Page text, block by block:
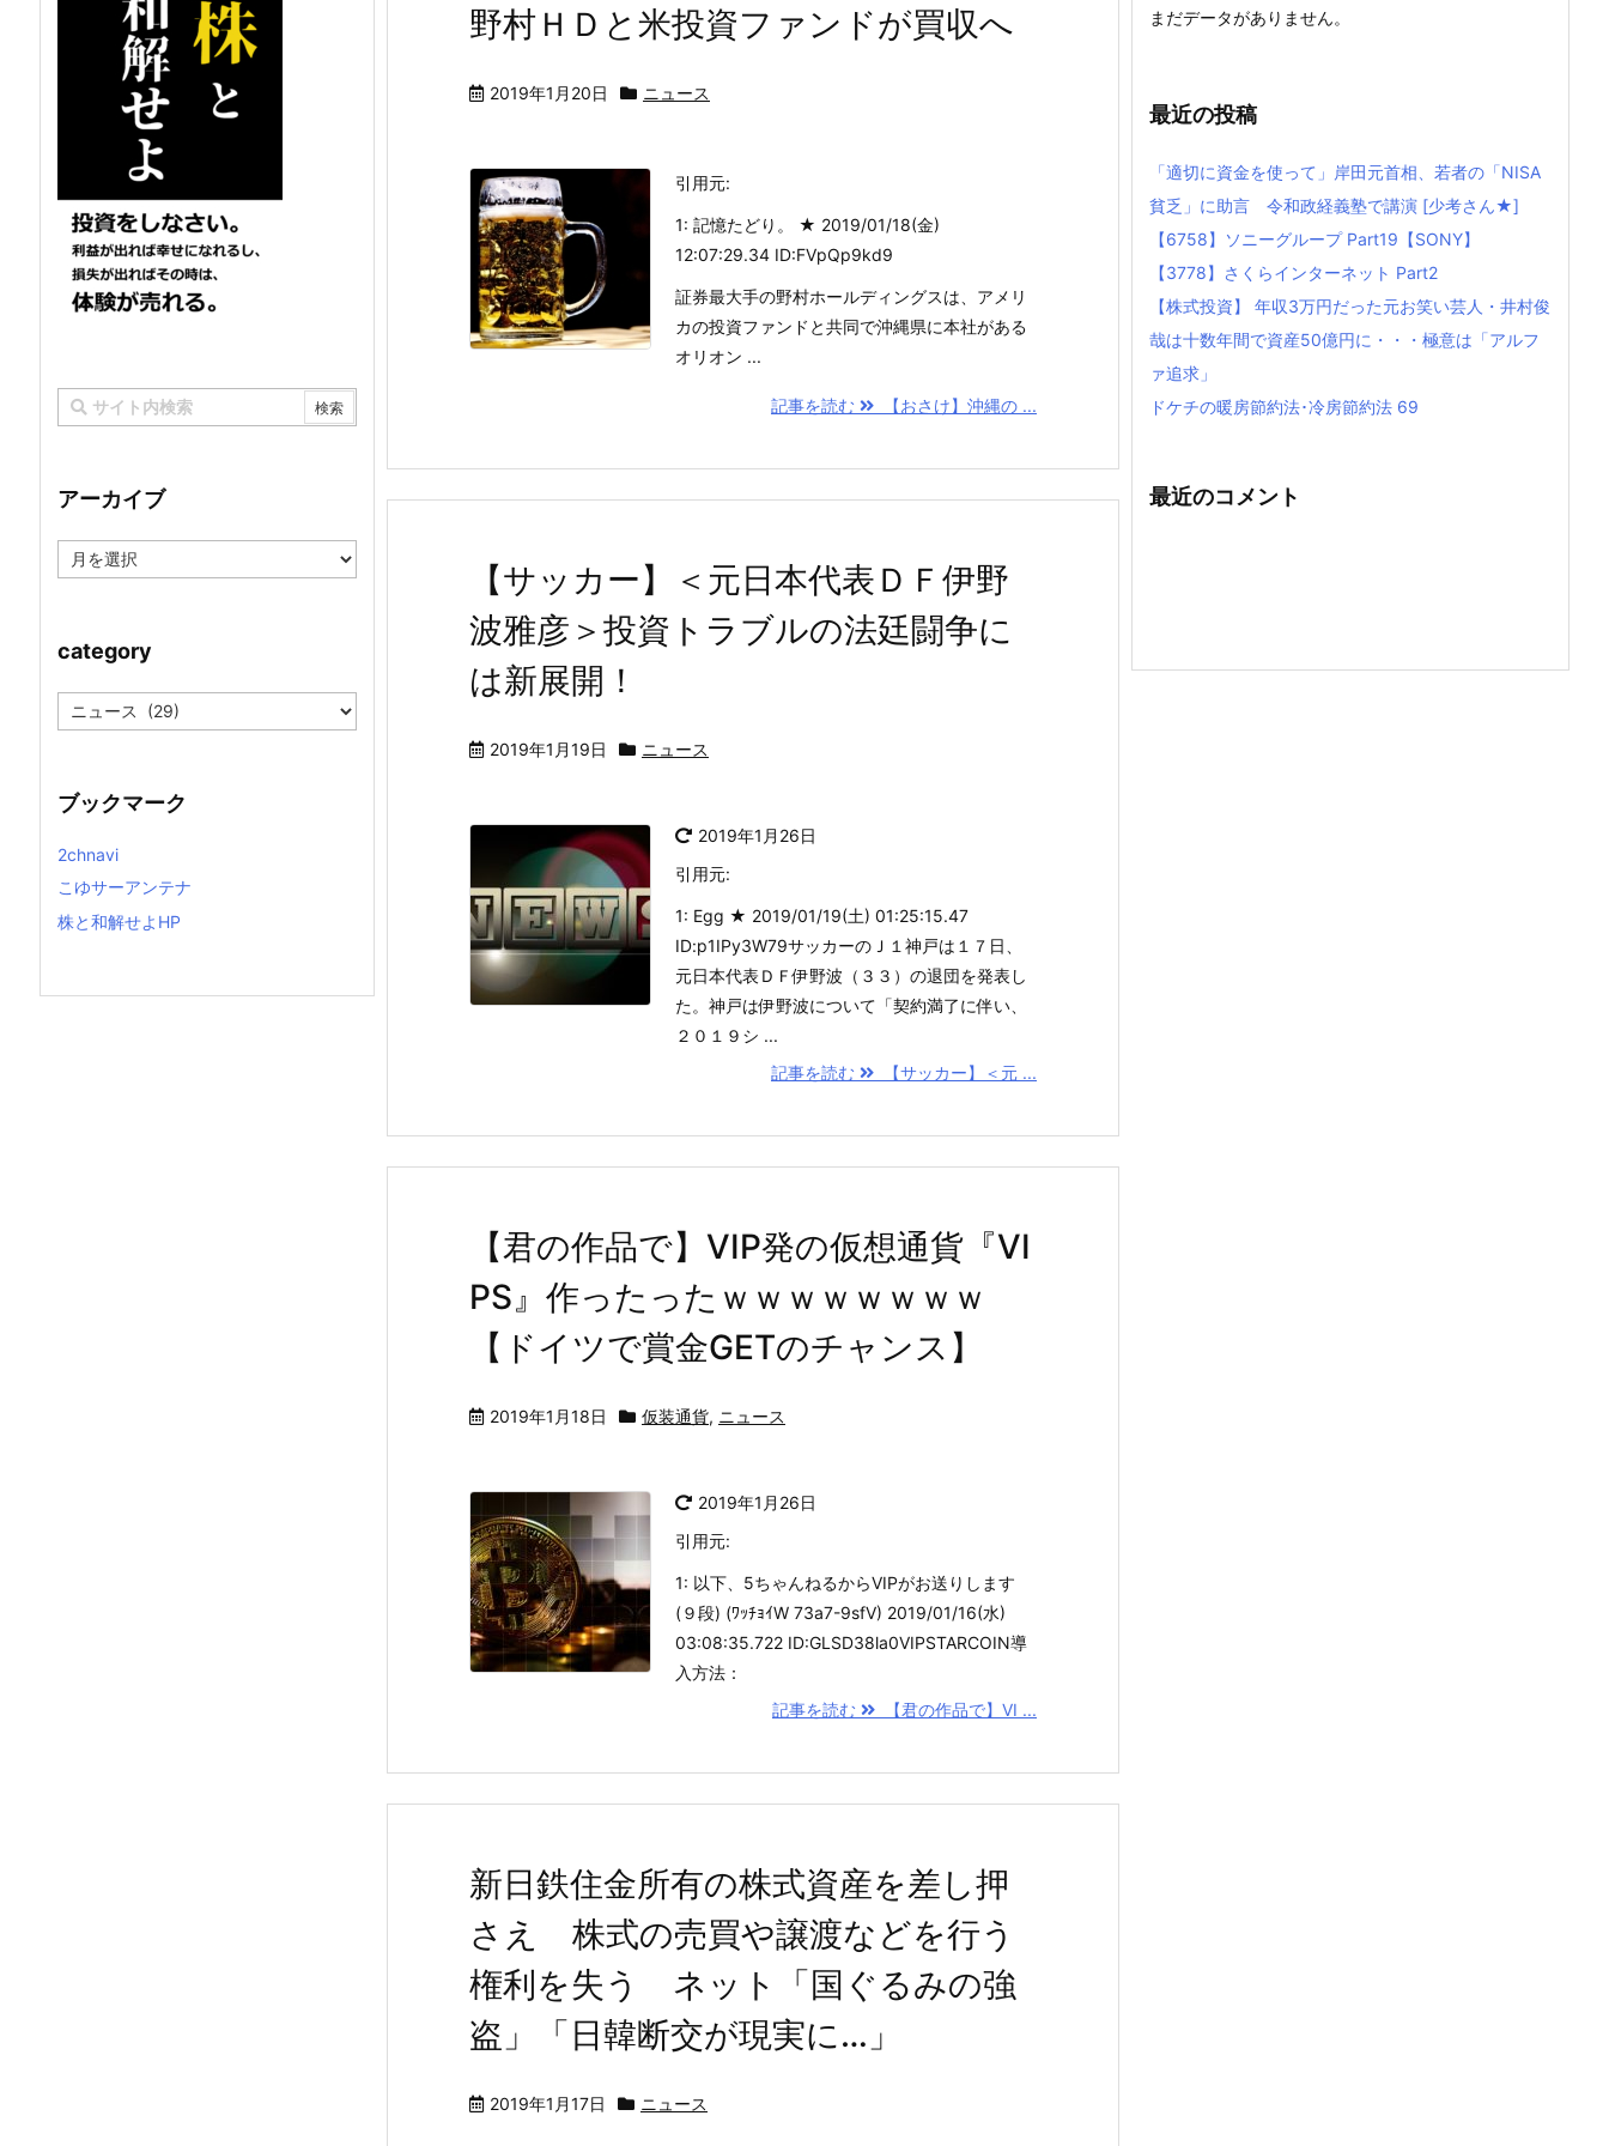
野村ＨＤと米投資ファンドが買収へ
2019年1月20日 ニュース
引用元:
1: 記憶たどり。 ★ 2019/01/18(金)
12:07:29.34 ID:FVpQp9kd9
証券最大手の野村ホールディングスは、アメリ
カの投資ファンドと共同で沖縄県に本社がある
オリオン ...
記事を読む 【おさけ】沖縄の ...
【サッカー】＜元日本代表ＤＦ伊野
波雅彦＞投資トラブルの法廷闘争に
は新展開！
2019年1月19日 ニュース
2019年1月26日
引用元:
1: Egg ★ 2019/01/19(土) 01:25:15.47
ID:p1IPy3W79サッカーのＪ１神戸は１７日、
元日本代表ＤＦ伊野波（３３）の退団を発表し
た。神戸は伊野波について「契約満了に伴い、
２０１９シ ...
記事を読む
【サッカー】＜元 ...
【君の作品で】VIP発の仮想通貨『VI
PS』作ったったｗｗｗｗｗｗｗｗ
【ドイツで賞金GETのチャンス】
2019年1月18日 仮装通貨, ニュース
2019年1月26日
引用元:
1: 以下、5ちゃんねるからVIPがお送りします
(９段) (ﾜｯﾁｮｲW 73a7-9sfV) 2019/01/16(水)
03:08:35.722 ID:GLSD38la0VIPSTARCOIN導
入方法：
記事を読む
【君の作品で】VI ...
新日鉄住金所有の株式資産を差し押
さえ 株式の売買や譲渡などを行う
権利を失う ネット「国ぐるみの強
盗」「日韓断交が現実に…」
2019年1月17日 ニュース
アーカイブ
ー
category
o
y
ブックマーク
2chnavi
こゆサーアンテナ
株と和解せよHP
まだデータがありません。
最近の投稿
「適切に資金を使って」岸田元首相、若者の「NISA
貧乏」に助言 令和政経義塾で講演 [少考さん★]
【6758】ソニーグループ Part19【SONY】
【3778】さくらインターネット Part2
【株式投資】 年収3万円だった元お笑い芸人・井村俊
哉は十数年間で資産50億円に・・・極意は「アルフ
ァ追求」
ドケチの暖房節約法･冷房節約法 69
最近のコメント